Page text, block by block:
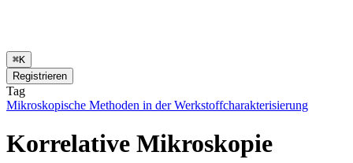
⌘K
Registrieren
Tag
Mikroskopische Methoden in der Werkstoffcharakterisierung
Korrelative Mikroskopie